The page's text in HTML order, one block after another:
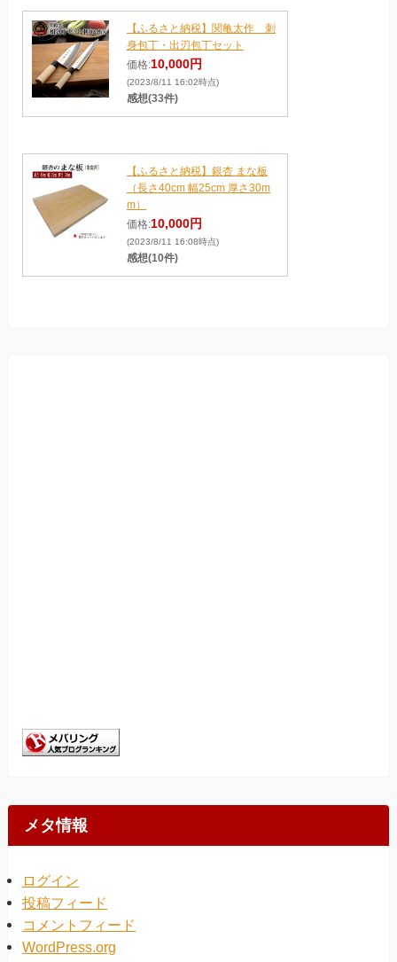
【ふるさと納税】関亀太作 刺
身包丁・出刃包丁セット
価格:10,000円
(2023/8/11 16:02時点)
感想(33件)
【ふるさと納税】銀杏 まな板
（長さ40cm 幅25cm 厚さ30m
m）
価格:10,000円
(2023/8/11 16:08時点)
感想(10件)
メタ情報
ログイン
投稿フィード
コメントフィード
WordPress.org